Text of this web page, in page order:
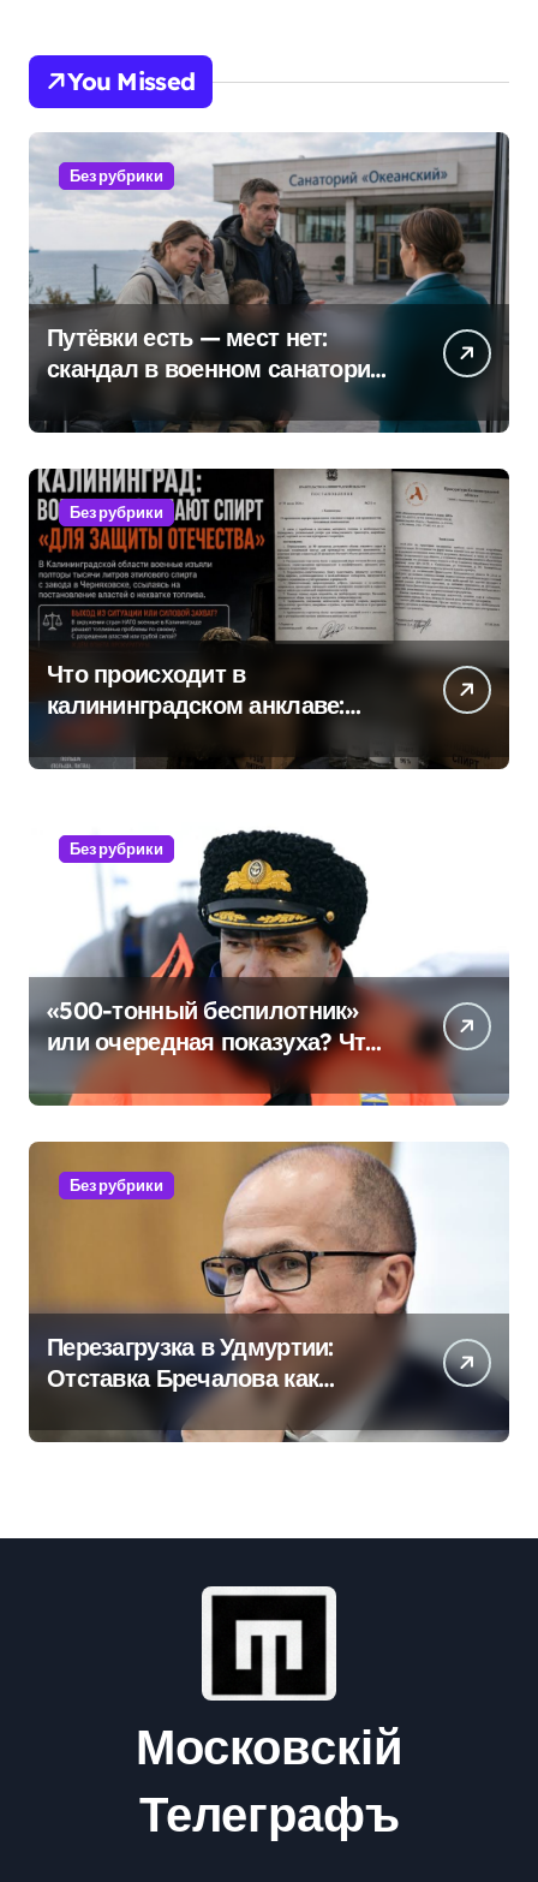
You Missed
Без рубрики
Путёвки есть — мест нет:
скандал в военном санатории
Без рубрики
Что происходит в
калининградском анклаве:
защиты Отечества»
Без рубрики
«500-тонный беспилотник»
или очередная показуха? Что
скрывает российский ВМФ
Без рубрики
Перезагрузка в Удмуртии:
Отставка Бречалова как
результат управленческих
провалов и уязвимости
Московскій
Телеграфъ